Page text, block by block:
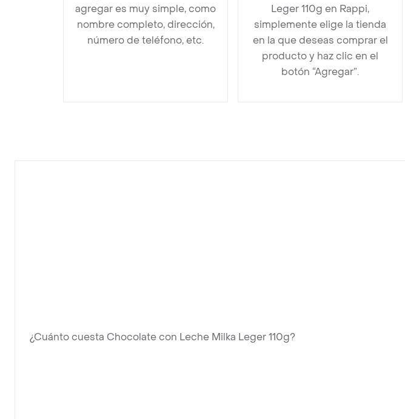
agregar es muy simple, como
nombre completo, dirección,
número de teléfono, etc.
Leger 110g en Rappi,
simplemente elige la tienda
en la que deseas comprar el
producto y haz clic en el
botón “Agregar”.
¿Cuánto cuesta Chocolate con Leche Milka Leger 110g?